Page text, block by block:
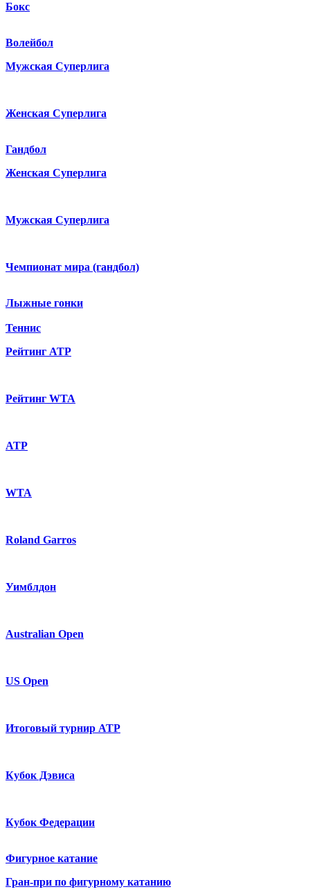
Бокс
Волейбол
Мужская Суперлига
Женская Суперлига
Гандбол
Женская Суперлига
Мужская Суперлига
Чемпионат мира (гандбол)
Лыжные гонки
Теннис
Рейтинг ATP
Рейтинг WTA
ATP
WTA
Roland Garros
Уимблдон
Australian Open
US Open
Итоговый турнир ATP
Кубок Дэвиса
Кубок Федерации
Фигурное катание
Гран-при по фигурному катанию